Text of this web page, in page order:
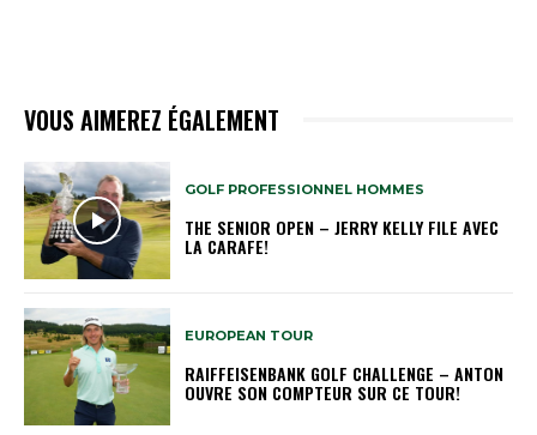
VOUS AIMEREZ ÉGALEMENT
GOLF PROFESSIONNEL HOMMES
THE SENIOR OPEN – JERRY KELLY FILE AVEC
LA CARAFE!
EUROPEAN TOUR
RAIFFEISENBANK GOLF CHALLENGE – ANTON
OUVRE SON COMPTEUR SUR CE TOUR!